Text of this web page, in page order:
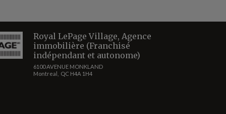
Royal LePage Village, Agence
immobilière (Franchisé
indépendant et autonome)
6100 AVENUE MONKLAND
Montreal, QC H4A 1H4